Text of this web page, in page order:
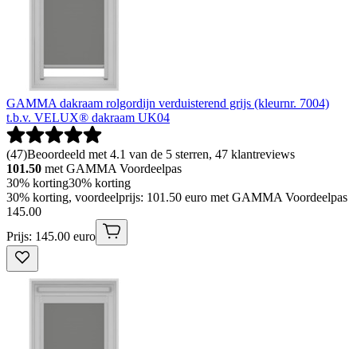
GAMMA dakraam rolgordijn verduisterend grijs (kleurnr. 7004)
t.b.v. VELUX® dakraam UK04
(47)Beoordeeld met 4.1 van de 5 sterren, 47 klantreviews
101.50 met GAMMA Voordeelpas
30% korting30% korting
30% korting, voordeelprijs: 101.50 euro met GAMMA Voordeelpas
145.00
Prijs: 145.00 euro